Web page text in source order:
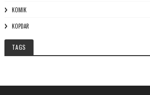
KOMIK
KOPDAR
TAGS